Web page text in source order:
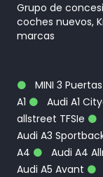
Grupo de
coches nuevos,
marcas
MINI 3 Puertas
A1
Audi A1
allstreet TFSIe
Audi A3
A4
Audi A4
Audi A5 Avant